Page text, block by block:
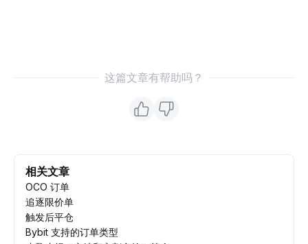
这篇文章有帮助吗？
相关文章
OCO 订单
追逐限价单
触发后平仓
Bybit 支持的订单类型